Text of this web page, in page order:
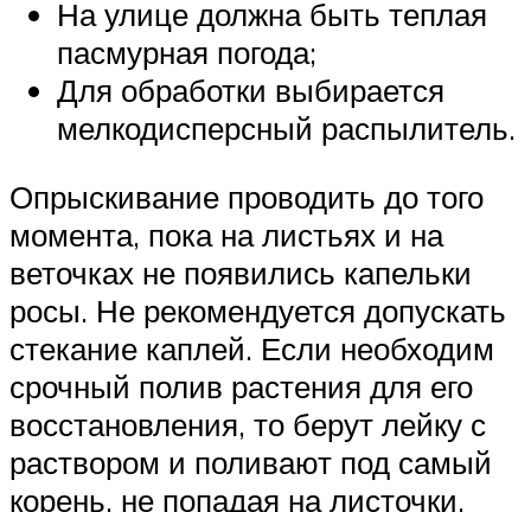
На улице должна быть теплая
пасмурная погода;
Для обработки выбирается
мелкодисперсный распылитель.
Опрыскивание проводить до того
момента, пока на листьях и на
веточках не появились капельки
росы. Не рекомендуется допускать
стекание каплей. Если необходим
срочный полив растения для его
восстановления, то берут лейку с
раствором и поливают под самый
корень, не попадая на листочки.